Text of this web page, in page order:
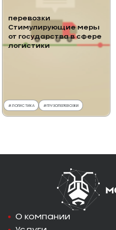
перевозки
Стимулирующие меры
от государства в сфере
логистики
# ЛОГИСТИКА #ГРУЗОПЕРЕВОЗКИ
О компании